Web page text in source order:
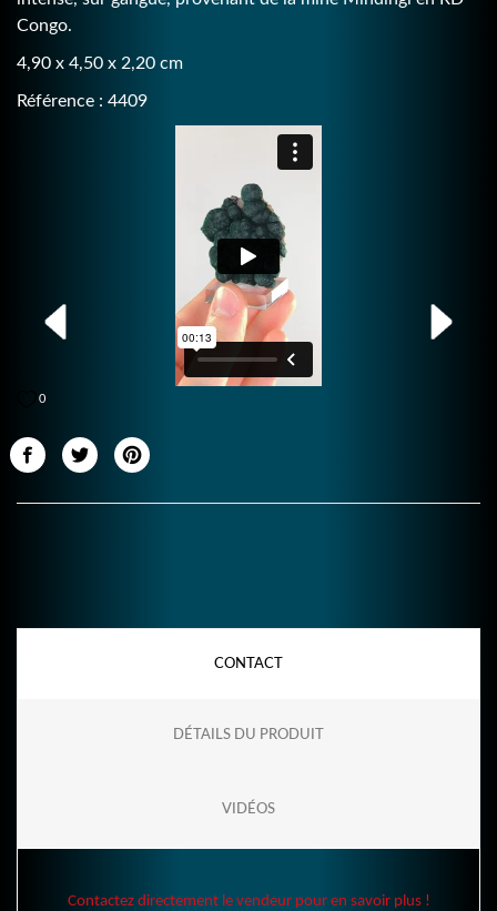
Congo.
4,90 x 4,50 x 2,20 cm
Référence : 4409
0
CONTACT
DÉTAILS DU PRODUIT
VIDÉOS
Contactez directement le vendeur pour en savoir plus !